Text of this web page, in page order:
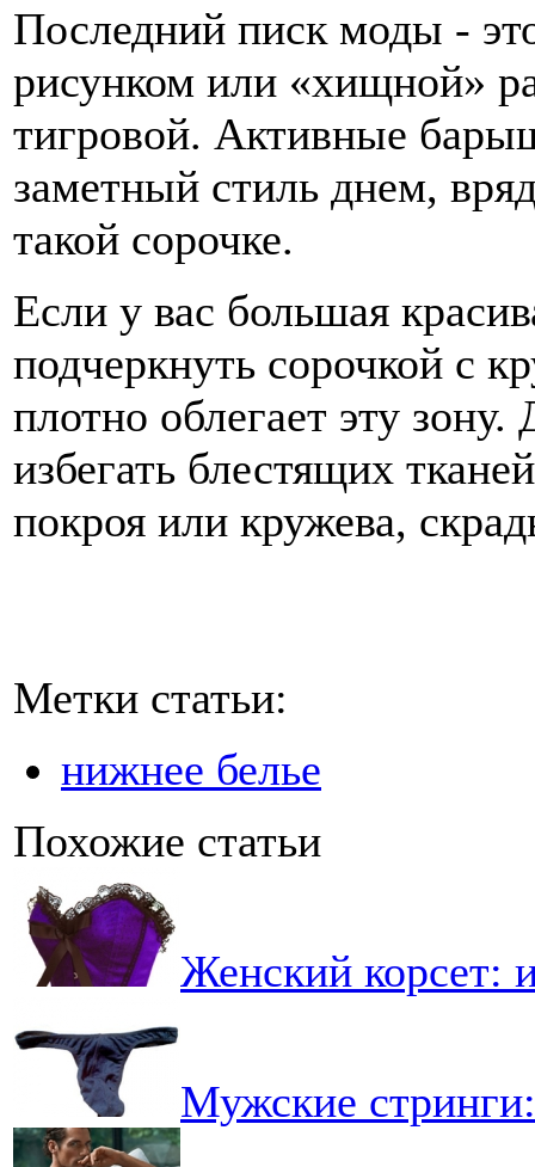
Последний писк моды -
рисунком или «хищной»
тигровой. Активные
заметный стиль днем,
такой сорочке.
Если у вас большая
подчеркнуть сорочкой с
плотно облегает эту
избегать блестящих
покроя или кружева,
Метки статьи:
нижнее белье
Похожие статьи
Женский корсет:
Мужские